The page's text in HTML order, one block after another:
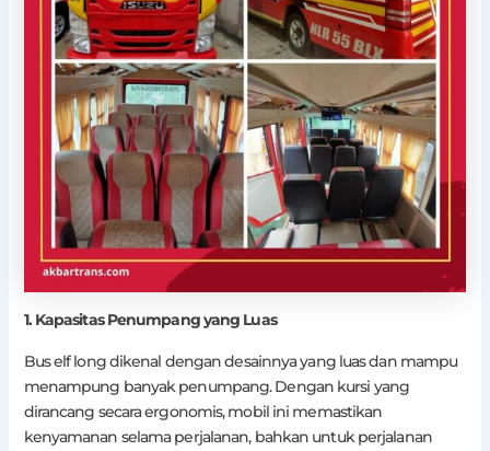
1. Kapasitas Penumpang yang Luas
Bus elf long dikenal dengan desainnya yang luas dan mampu
menampung banyak penumpang. Dengan kursi yang
dirancang secara ergonomis, mobil ini memastikan
kenyamanan selama perjalanan, bahkan untuk perjalanan